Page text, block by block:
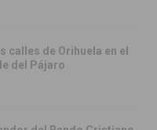
calles de Orihuela en el
del Pájaro